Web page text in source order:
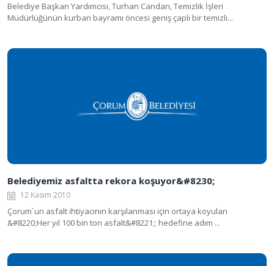
Belediye Başkan Yardımcısı, Turhan Candan, Temizlik İşleri
Müdürlüğünün kurban bayramı öncesi geniş çaplı bir temizli...
Belediyemiz asfaltta rekora koşuyor&#8230;
12 Kasım 2010
Çorum`un asfalt ihtiyacının karşılanması için ortaya koyulan
&#8220;Her yıl 100 bin ton asfalt&#8221;; hedefine adım ...